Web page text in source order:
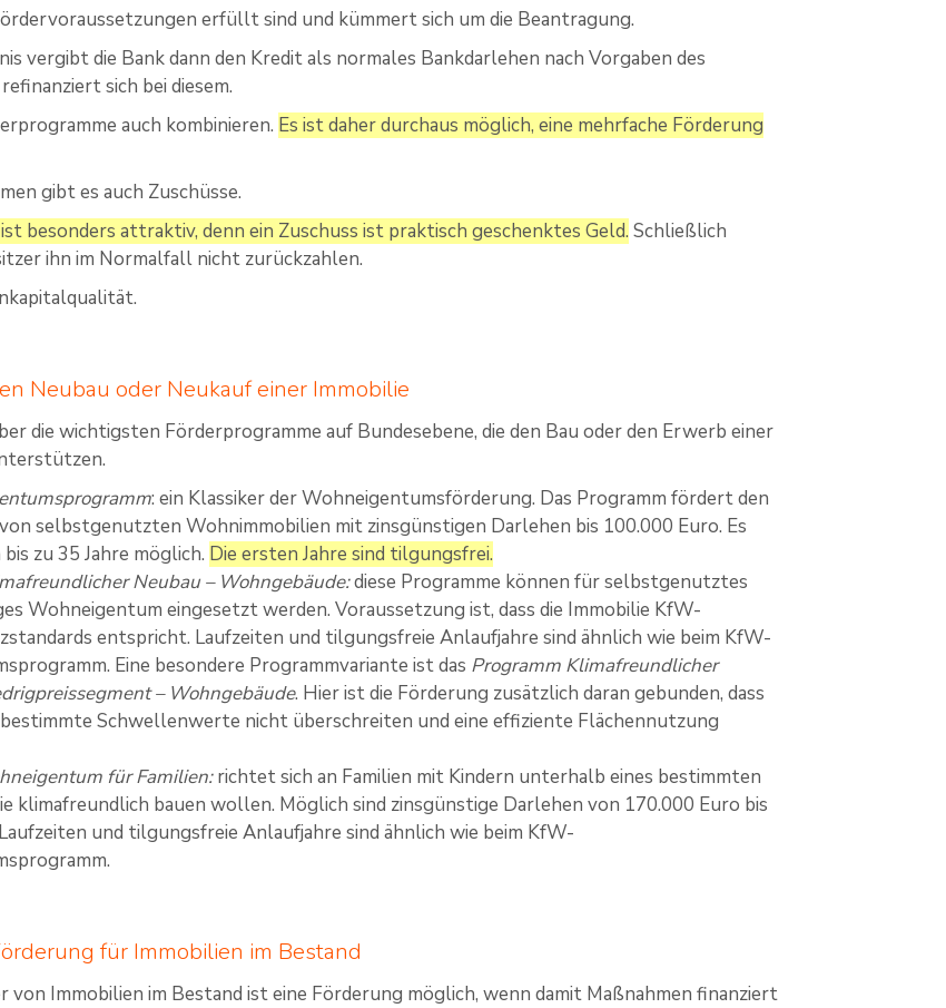
erfüllt sind und kümmert sich um die Beantragung.
vergibt die Bank dann den Kredit als normales Bankdarlehen nach Vorgaben des
sich bei diesem.
auch kombinieren. Es ist daher durchaus möglich, eine mehrfache Förderung
gibt es auch Zuschüsse.
besonders attraktiv, denn ein Zuschuss ist praktisch geschenktes Geld. Schließlich
ihn im Normalfall nicht zurückzahlen.
Neubau oder Neukauf einer Immobilie
die wichtigsten Förderprogramme auf Bundesebene, die den Bau oder den Erwerb einer
: ein Klassiker der Wohneigentumsförderung. Das Programm fördert den
selbstgenutzten Wohnimmobilien mit zinsgünstigen Darlehen bis 100.000 Euro. Es
zu 35 Jahre möglich. Die ersten Jahre sind tilgungsfrei.
Neubau – Wohngebäude:diese Programme können für selbstgenutztes
Wohneigentum eingesetzt werden. Voraussetzung ist, dass die Immobilie KfW-
entspricht. Laufzeiten und tilgungsfreie Anlaufjahre sind ähnlich wie beim KfW-
Eine besondere Programmvariante ist das Programm Klimafreundlicher
– Wohngebäude. Hier ist die Förderung zusätzlich daran gebunden, dass
Schwellenwerte nicht überschreiten und eine effiziente Flächennutzung
für Familien:richtet sich an Familien mit Kindern unterhalb eines bestimmten
klimafreundlich bauen wollen. Möglich sind zinsgünstige Darlehen von 170.000 Euro bis
und tilgungsfreie Anlaufjahre sind ähnlich wie beim KfW-
für Immobilien im Bestand
von Immobilien im Bestand ist eine Förderung möglich, wenn damit Maßnahmen finanziert